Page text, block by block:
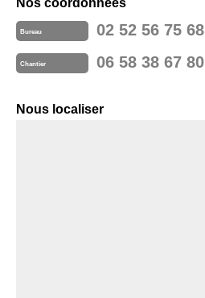
Nos coordonnées
Bureau 02 52 56 75 68
Chantier 06 58 38 67 80
Nous localiser